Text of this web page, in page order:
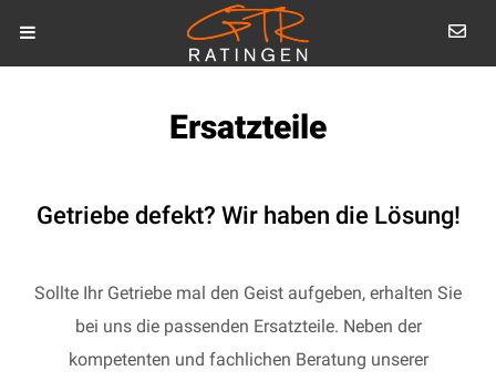
Ersatzteile
Getriebe defekt? Wir haben die Lösung!
Sollte Ihr Getriebe mal den Geist aufgeben, erhalten Sie
bei uns die passenden Ersatzteile. Neben der
kompetenten und fachlichen Beratung unserer